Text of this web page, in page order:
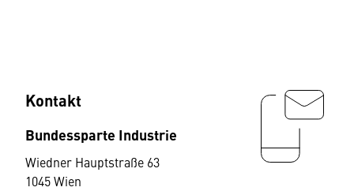
Kontakt
Bundessparte Industrie
Wiedner Hauptstraße 63
1045 Wien